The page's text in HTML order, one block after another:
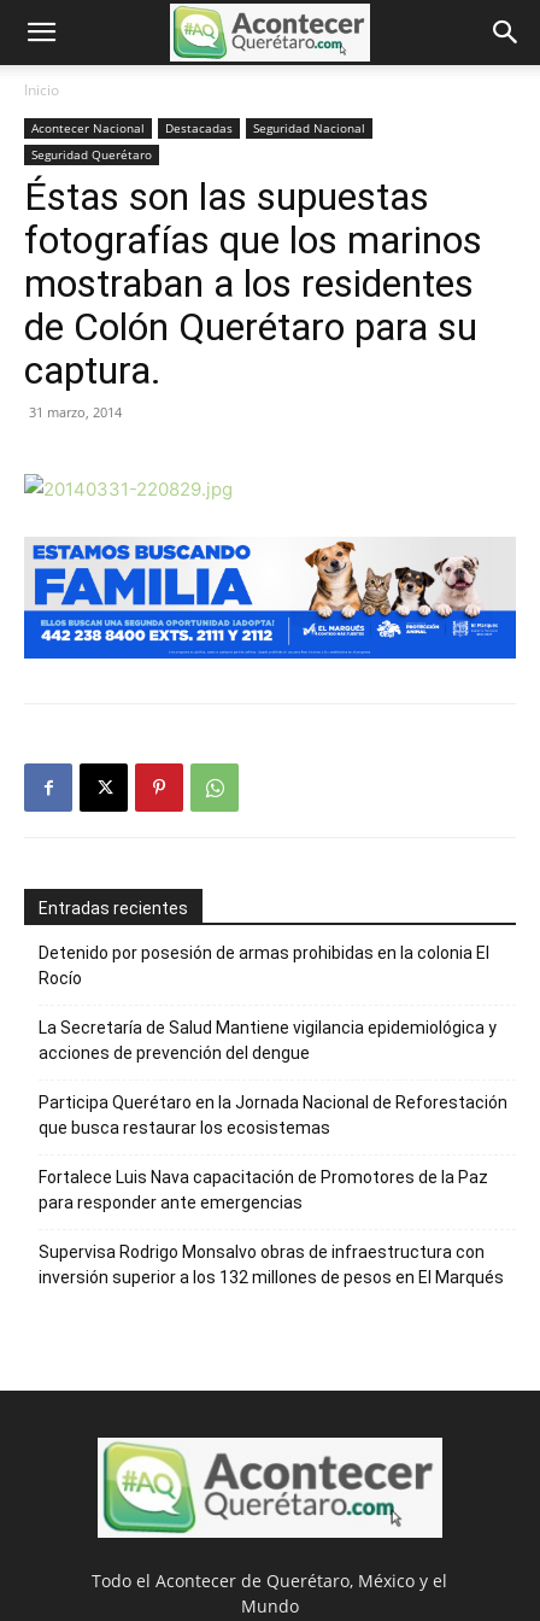
Inicio
Acontecer Nacional Destacadas
Seguridad Nacional
Seguridad Querétaro
Éstas son las supuestas
fotografías que los marinos
mostraban a los residentes
de Colón Querétaro para su
captura.
31 marzo, 2014
Entradas recientes
Detenido por posesión de armas prohibidas en la colonia El
Rocío
La Secretaría de Salud Mantiene vigilancia epidemiológica y
acciones de prevención del dengue
Participa Querétaro en la Jornada Nacional de Reforestación
que busca restaurar los ecosistemas
Fortalece Luis Nava capacitación de Promotores de la Paz
para responder ante emergencias
Supervisa Rodrigo Monsalvo obras de infraestructura con
inversión superior a los 132 millones de pesos en El Marqués
Todo el Acontecer de Querétaro, México y el
Mundo